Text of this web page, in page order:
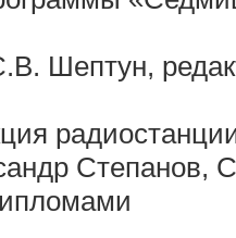
Шептун,
Степанов,